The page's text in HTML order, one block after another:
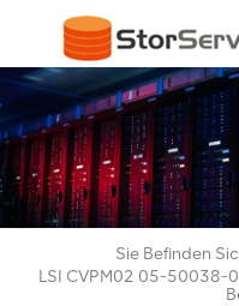
Sie Befinden
LSI CVPM02 05-50038-